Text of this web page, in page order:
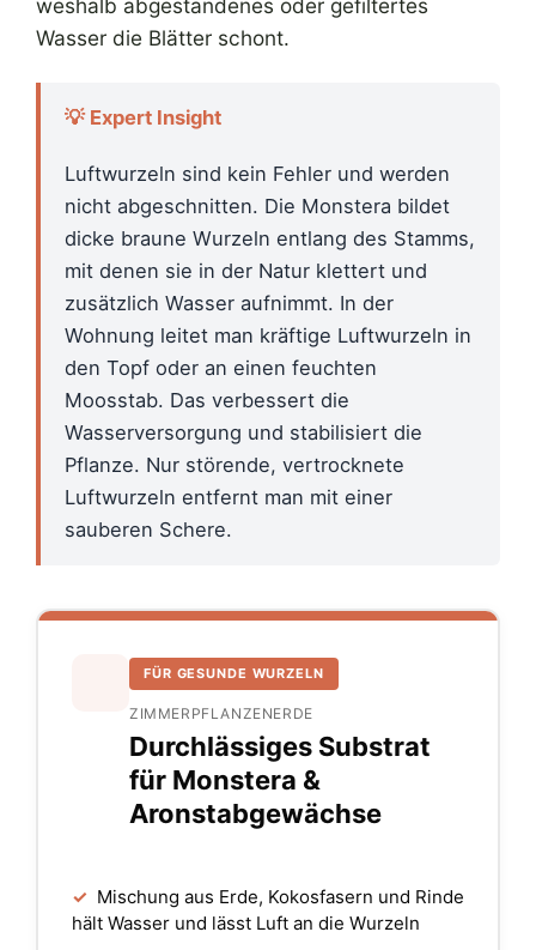
weshalb abgestandenes oder gefiltertes
Wasser die Blätter schont.
💡 Expert Insight
Luftwurzeln sind kein Fehler und werden
nicht abgeschnitten. Die Monstera bildet
dicke braune Wurzeln entlang des Stamms,
mit denen sie in der Natur klettert und
zusätzlich Wasser aufnimmt. In der
Wohnung leitet man kräftige Luftwurzeln in
den Topf oder an einen feuchten
Moosstab. Das verbessert die
Wasserversorgung und stabilisiert die
Pflanze. Nur störende, vertrocknete
Luftwurzeln entfernt man mit einer
sauberen Schere.
FÜR GESUNDE WURZELN
ZIMMERPFLANZENERDE
Durchlässiges Substrat
für Monstera &
Aronstabgewächse
✓ Mischung aus Erde, Kokosfasern und Rinde
hält Wasser und lässt Luft an die Wurzeln